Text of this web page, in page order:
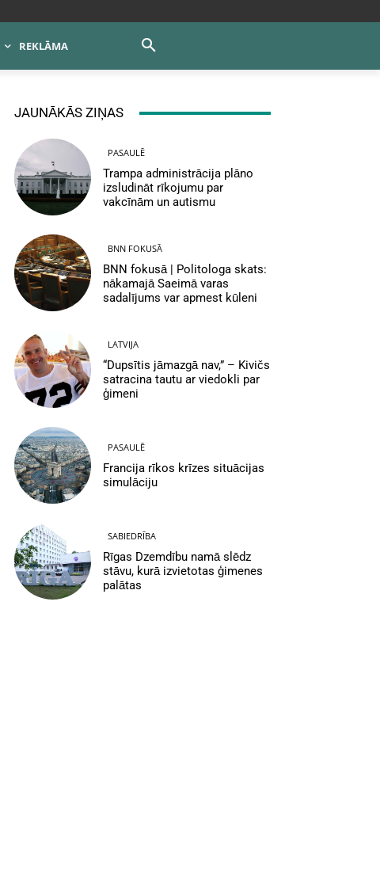
REKLĀMA
JAUNĀKĀS ZIŅAS
PASAULĒ
Trampa administrācija plāno
izsludināt rīkojumu par
vakcīnām un autismu
BNN FOKUSĀ
BNN fokusā | Politologa skats:
nākamajā Saeimā varas
sadalījums var apmest kūleni
LATVIJA
“Dupsītis jāmazgā nav,” – Kivičs
satracina tautu ar viedokli par
ģimeni
PASAULĒ
Francija rīkos krīzes situācijas
simulāciju
SABIEDRĪBA
Rīgas Dzemdību namā slēdz
stāvu, kurā izvietotas ģimenes
palātas